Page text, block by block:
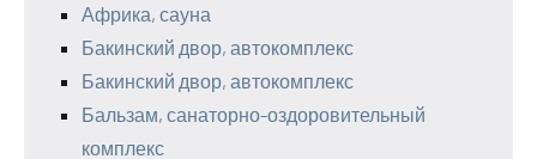
Африка, сауна
Бакинский двор, автокомплекс
Бакинский двор, автокомплекс
Бальзам, санаторно-оздоровительный
комплекс